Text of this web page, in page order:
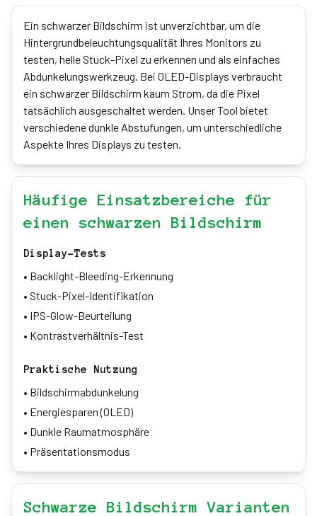
Ein schwarzer Bildschirm ist unverzichtbar, um die
Hintergrundbeleuchtungsqualität Ihres Monitors zu
testen, helle Stuck-Pixel zu erkennen und als einfaches
Abdunkelungswerkzeug. Bei OLED-Displays verbraucht
ein schwarzer Bildschirm kaum Strom, da die Pixel
tatsächlich ausgeschaltet werden. Unser Tool bietet
verschiedene dunkle Abstufungen, um unterschiedliche
Aspekte Ihres Displays zu testen.
Häufige Einsatzbereiche für
einen schwarzen Bildschirm
Display-Tests
• Backlight-Bleeding-Erkennung
• Stuck-Pixel-Identifikation
• IPS-Glow-Beurteilung
• Kontrastverhältnis-Test
Praktische Nutzung
• Bildschirmabdunkelung
• Energiesparen (OLED)
• Dunkle Raumatmosphäre
• Präsentationsmodus
Schwarze Bildschirm Varianten